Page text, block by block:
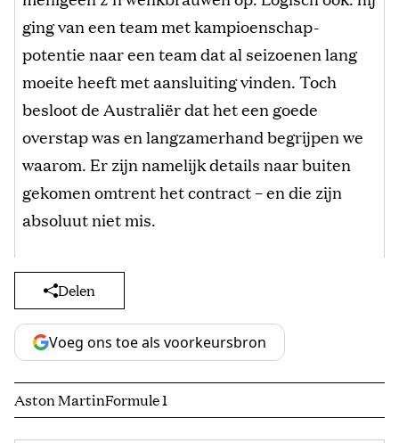
ging van een team met kampioenschap-
potentie naar een team dat al seizoenen lang
moeite heeft met aansluiting vinden. Toch
besloot de Australiër dat het een goede
overstap was en langzamerhand begrijpen we
waarom. Er zijn namelijk details naar buiten
gekomen omtrent het contract – en die zijn
absoluut niet mis.
Delen
Voeg ons toe als voorkeursbron
Aston MartinFormule 1